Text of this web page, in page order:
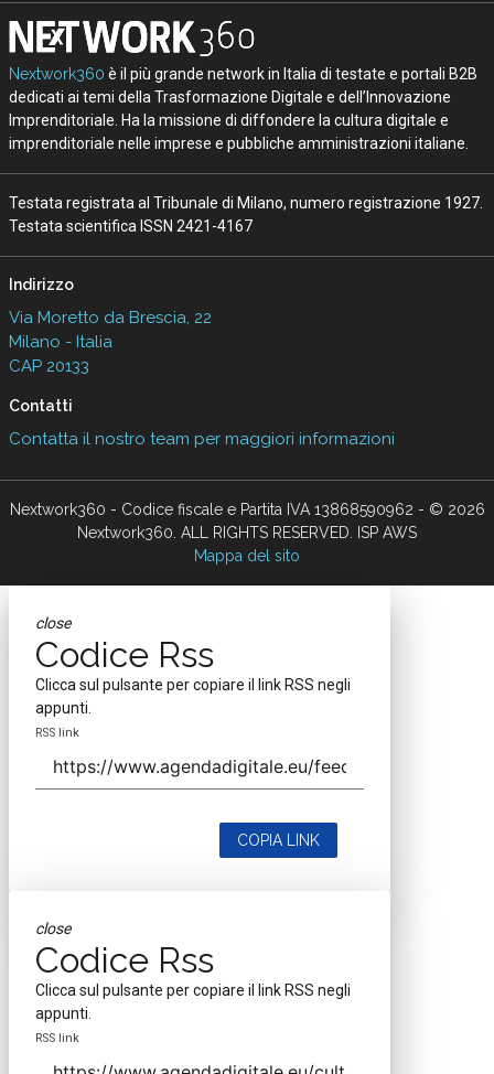
Nextwork360 è il più grande network in Italia di testate e portali B2B
dedicati ai temi della Trasformazione Digitale e dell’Innovazione
Imprenditoriale. Ha la missione di diffondere la cultura digitale e
imprenditoriale nelle imprese e pubbliche amministrazioni italiane.
Testata registrata al Tribunale di Milano, numero registrazione 1927.
Testata scientifica ISSN 2421-4167
Indirizzo
Via Moretto da Brescia, 22
Milano - Italia
CAP 20133
Contatti
Contatta il nostro team per maggiori informazioni
Nextwork360 - Codice fiscale e Partita IVA 13868590962 - © 2026
Nextwork360. ALL RIGHTS RESERVED. ISP AWS
Mappa del sito
close
Codice Rss
Clicca sul pulsante per copiare il link RSS negli
appunti.
RSS link
COPIA LINK
close
Codice Rss
Clicca sul pulsante per copiare il link RSS negli
appunti.
RSS link